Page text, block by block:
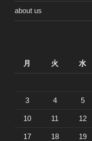
ジ
送
about us
月
火 水
3 4 5
10 11 12
17 18 19